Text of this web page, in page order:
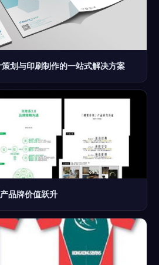
划与印刷制作的一站式解决方案
品牌价值跃升